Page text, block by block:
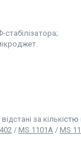
за кількістю
/ MS 1101A / MS